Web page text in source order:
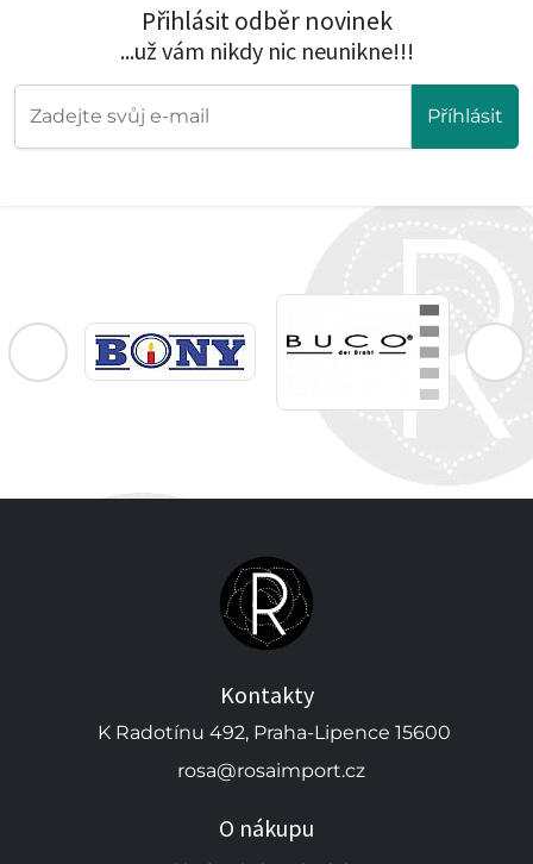
Přihlásit odběr novinek
...už vám nikdy nic neunikne!!!
Příhlásit
Kontakty
K Radotínu 492, Praha-Lipence 15600
rosa@rosaimport.cz
O nákupu